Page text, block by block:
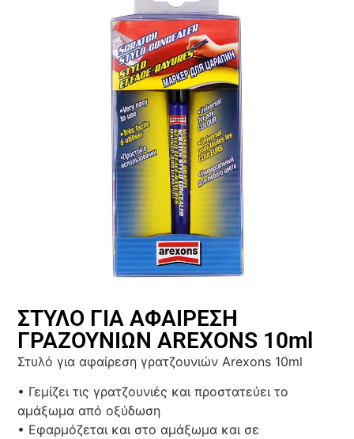
ΣΤΥΛΟ ΓΙΑ ΑΦΑΙΡΕΣΗ
ΓΡΑΖΟΥΝΙΩΝ AREXONS 10ml
Στυλό για αφαίρεση γρατζουνιών Arexons 10ml
• Γεμίζει τις γρατζουνιές και προστατεύει το
αμάξωμα από οξύδωση
• Εφαρμόζεται και στο αμάξωμα και σε